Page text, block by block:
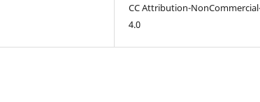
CC Attribution-
4.0